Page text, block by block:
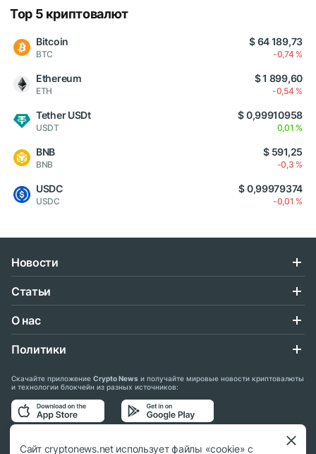
Top 5 криптовалют
Bitcoin
BTC
$ 64 189,73
-0,74 %
Ethereum
ETH
$ 1 899,60
-0,54 %
Tether USDt
USDT
$ 0,99910958
0,01 %
BNB
BNB
$ 591,25
-0,3 %
USDC
USDC
$ 0,99979374
-0,01 %
Новости
Статьи
О нас
Политики
Скачайте приложение Crypto News и получайте мировые новости криптовалюты
и технологии блокчейн из разных источников:
Подписывайтесь на нас в социальных сетях:
Сайт cryptonews.net использует файлы «cookie» с